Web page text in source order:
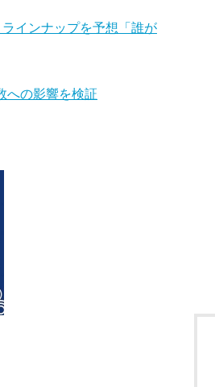
インナップを予想「誰が
への影響を検証